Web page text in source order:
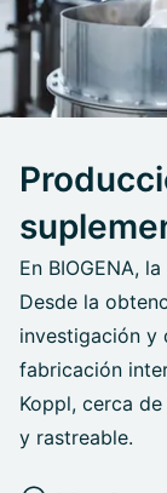
En BIOGENA,
Desde la
investigación y
fabricación
Koppl, cerca
y rastreable.